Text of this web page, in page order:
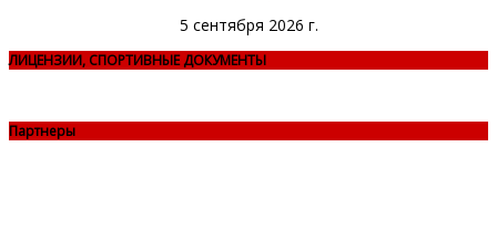
5 сентября 2026 г.
ЛИЦЕНЗИИ, СПОРТИВНЫЕ ДОКУМЕНТЫ
Партнеры